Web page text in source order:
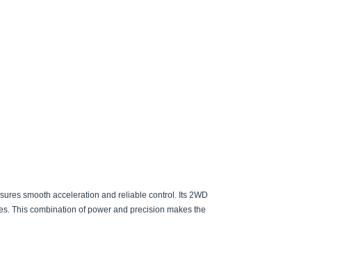
smooth acceleration and reliable control. Its 2WD
This combination of power and precision makes the